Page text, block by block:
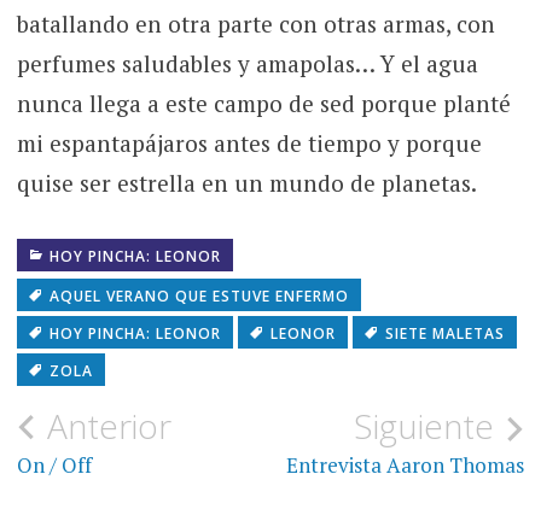
batallando en otra parte con otras armas, con
perfumes saludables y amapolas… Y el agua
nunca llega a este campo de sed porque planté
mi espantapájaros antes de tiempo y porque
quise ser estrella en un mundo de planetas.
HOY PINCHA: LEONOR
AQUEL VERANO QUE ESTUVE ENFERMO
HOY PINCHA: LEONOR
LEONOR
SIETE MALETAS
ZOLA
Navegación
de
Anterior
On / Off
Siguiente
Entrevista Aaron Thomas